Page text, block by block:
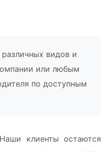
видов и
или любым
по доступным
клиенты остаются